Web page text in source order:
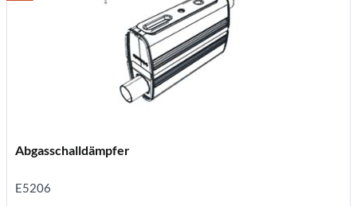
Abgasschalldämpfer
E5206